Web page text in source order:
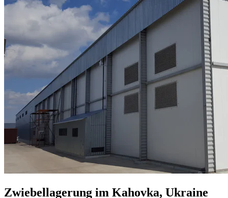
Zwiebellagerung im Kahovka, Ukraine